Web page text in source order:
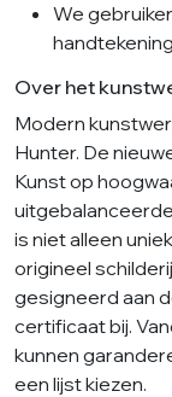
We
Over het
Modern
Hunter. De
Kunst op
is niet alleen
origineel
gesigneerd aan
certificaat bij.
kunnen
een lijst kiezen.